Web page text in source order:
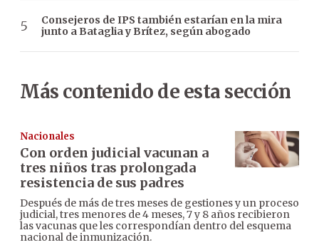
Consejeros de IPS también estarían en la mira
junto a Bataglia y Brítez, según abogado
Más contenido de esta sección
Nacionales
Con orden judicial vacunan a
tres niños tras prolongada
resistencia de sus padres
Después de más de tres meses de gestiones y un proceso
judicial, tres menores de 4 meses, 7 y 8 años recibieron
las vacunas que les correspondían dentro del esquema
nacional de inmunización.